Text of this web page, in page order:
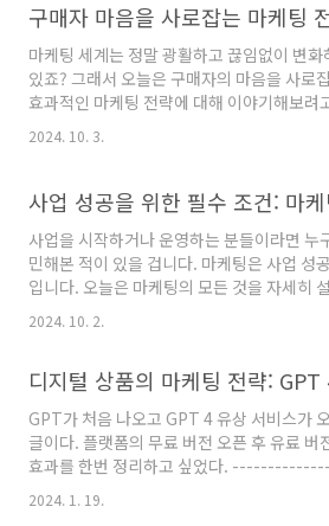
팅, 데이터 기반 마케팅이 중..
성타겟 고객을 정의하는 것은 마케팅 전략의
된 타겟 고객은 제품 또는 서비스가 누구에
떻게 판매되어야 할지 명확하게 보여줍니다.
결과, 마케팅 자원은 효율적으로 사용되고,
요한 비용을 줄일 수 있습니다. 타겟 고객을 제
전달되지 않을 수 있습니다. 반면, 적절한 타
객을 설정하면 ..
마케팅 세계는 정말 광활하고 끊임없이 변화
있죠? 그래서 오늘은 구매자의 마음을 사로
효과적인 마케팅 전략에 대해 이야기해보려
니다. 여러분도 아시다시피, 소비자의 마음을
직이게 하는 것은 쉽지 않아요. 하지만 몇 가지
만들 수 있습니다. 함께 마케팅의 세계로 뛰
준비 되셨나요?마케팅 전략의 핵심 이해하기
케팅 전략 수립 시 가장 중요한 것은 목표 설
니다. 기업이 달성하고자 하는 목표가 무엇
명확하게 정의해야 하며, 그 목표를 이루기
서는 어떤 마케팅 활동이 필요한지 파악해야 합
하고, 그들의 특성과 선호도를 파악하여 맞춤
마케팅 전략을 수..
2024. 10. 3.
사업을 시작하거나 운영하는 분들이라면 누
민해본 적이 있을 겁니다. 마케팅은 사업 성
입니다. 오늘은 마케팅의 모든 것을 자세히
케팅이란 기업이 제품이나 서비스를 홍보하
좌우하는 중요한 요소입니다.마케팅은 단순
의 소통을 통해 가치를 전달하는 과정이며,
에서 경쟁 우위를 점할 수 있습니다. 주요 마
품 기획광고 및 프로모션디지털 마케팅 활용
드 이미지 구축, 고객 ..
2024. 10. 2.
GPT가 처음 나오고 GPT 4 유상 서비스가
글이다. 플랫폼의 무료 버전 오픈 후 유료 버
효과를 한번 정리하고 싶었다.
- 1. 챗 GPT 무료 사용의 힘 챗 GPT가 전 세
2024. 1. 19.